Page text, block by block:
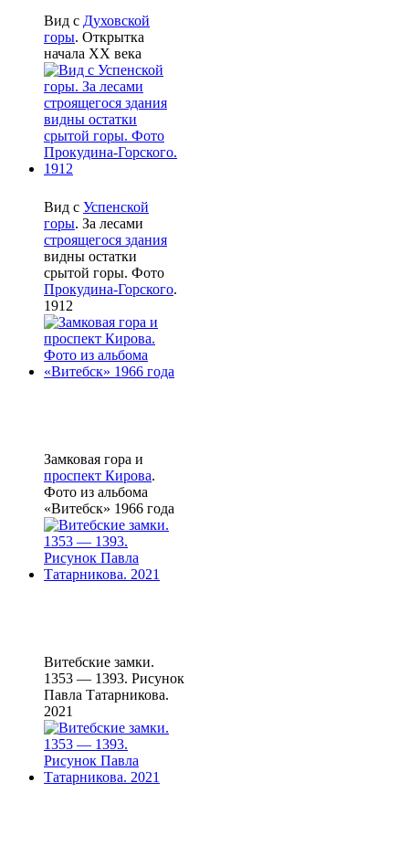
Вид с Духовской
горы. Открытка
начала XX века
Вид с Успенской
горы. За лесами
строящегося здания
видны остатки
срытой горы. Фото
Прокудина-Горского.
1912
Замковая гора и
проспект Кирова.
Фото из альбома
«Витебск» 1966 года
Витебские замки.
1353 — 1393. Рисунок
Павла Татарникова.
2021